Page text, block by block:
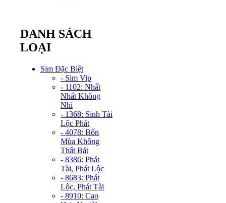
DANH SÁCH
LOẠI
Sim Đặc Biệt
- Sim Vip
- 1102: Nhất
Nhất Không
Nhì
- 1368: Sinh Tài
Lộc Phát
- 4078: Bốn
Mùa Không
Thất Bát
- 8386: Phát
Tài, Phát Lộc
- 8683: Phát
Lộc, Phát Tài
- 8910: Cao